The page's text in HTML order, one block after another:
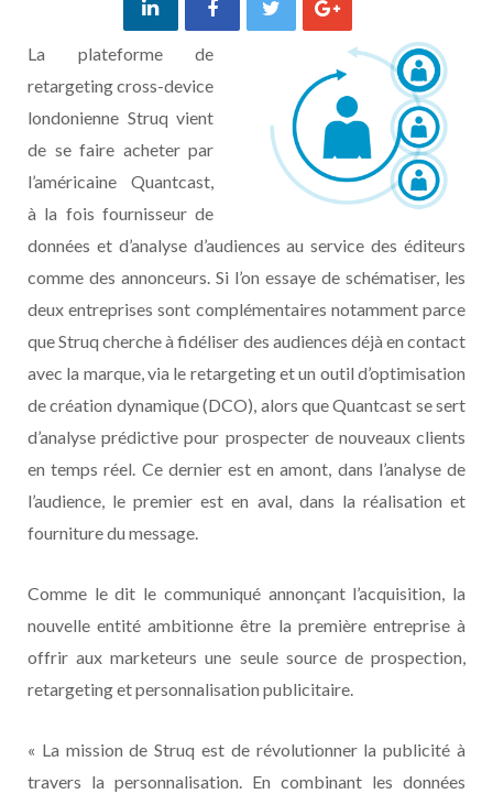
La plateforme de
retargeting cross-device
londonienne Struq vient
de se faire acheter par
l’américaine Quantcast,
à la fois fournisseur de
données et d’analyse d’audiences au service des éditeurs
comme des annonceurs. Si l’on essaye de schématiser, les
deux entreprises sont complémentaires notamment parce
que Struq cherche à fidéliser des audiences déjà en contact
avec la marque, via le retargeting et un outil d’optimisation
de création dynamique (DCO), alors que Quantcast se sert
d’analyse prédictive pour prospecter de nouveaux clients
en temps réel. Ce dernier est en amont, dans l’analyse de
l’audience, le premier est en aval, dans la réalisation et
fourniture du message.
Comme le dit le communiqué annonçant l’acquisition, la
nouvelle entité ambitionne être la première entreprise à
offrir aux marketeurs une seule source de prospection,
retargeting et personnalisation publicitaire.
« La mission de Struq est de révolutionner la publicité à
travers la personnalisation. En combinant les données